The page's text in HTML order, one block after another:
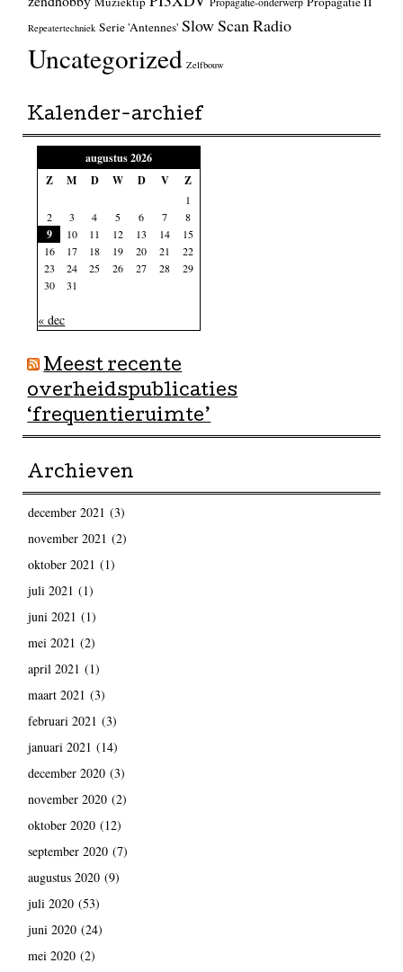
Repeatertechniek Serie 'Antennes' Slow Scan Radio
Uncategorized Zelfbouw
Kalender-archief
augustus 2026
Z
M D W D V Z
1
2
3 4 5 6 7 8
9 10 11 12 13 14
15
16
17 18 19 20 21
22
23
24 25 26 27 28
29
30
31
« dec
Meest recente
overheidspublicaties
‘frequentieruimte’
Archieven
december 2021 (3)
november 2021 (2)
oktober 2021 (1)
juli 2021 (1)
juni 2021 (1)
mei 2021 (2)
april 2021 (1)
maart 2021 (3)
februari 2021 (3)
januari 2021 (14)
december 2020(3)
november 2020(2)
oktober 2020(12)
september 2020(7)
augustus 2020(9)
juli 2020(53)
juni 2020(24)
mei 2020(2)